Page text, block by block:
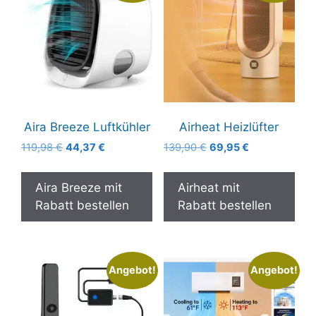
Aira Breeze Luftkühler
119,98€ Ursprünglicher
war:
119,98 €
44,37 €
ist:
44,37 €.
Aira Breeze mit
Rabatt bestellen
Airheat Heizlüfter
139,90€ Ursprünglicher
war:
139,90 €
69,95€Aktueller
ist:
Airheat mit
Rabatt bestellen
Angebot! Angebot!